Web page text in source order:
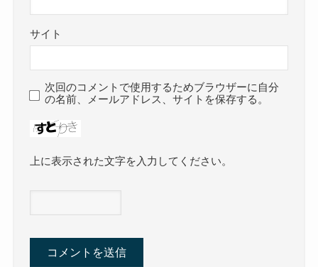
サイト
次回のコメントで使用するためブラウザーに自分
の名前、メールアドレス、サイトを保存する。
上に表示された文字を入力してください。